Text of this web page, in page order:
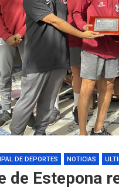
DE DEPORTES NOTICIAS
de Estepona